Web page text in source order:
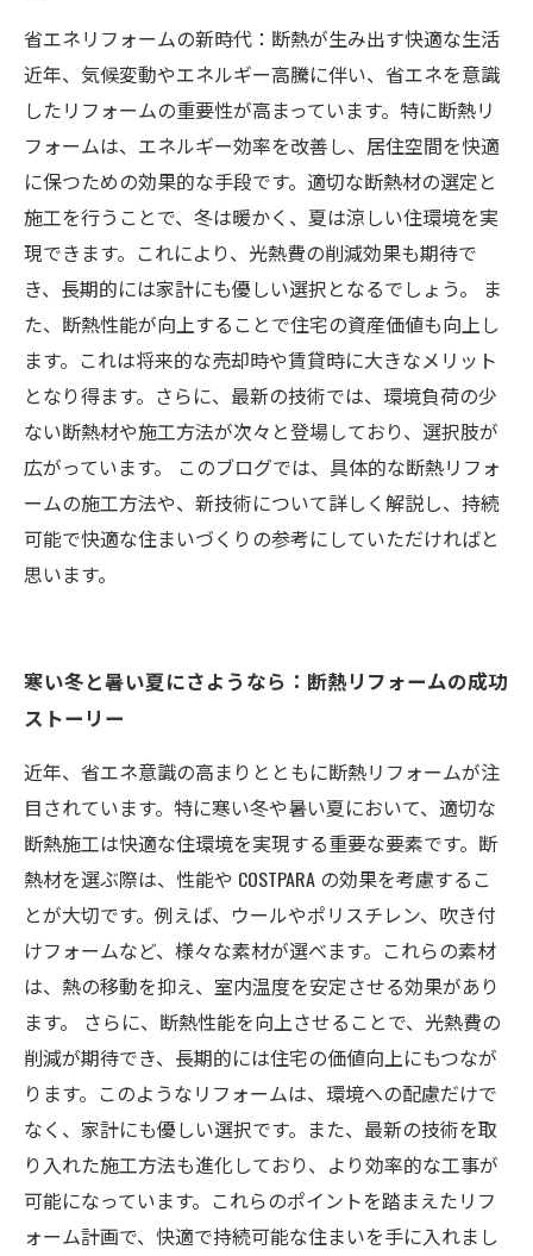
実践者が語る！省エネ断熱リフォームの成功例
あなたの家も劇的に変わる！断熱リフォームの
具体的なステップ
省エネリフォームの新時代：断熱が生み出す快適な生活
近年、気候変動やエネルギー高騰に伴い、省エネを意識
したリフォームの重要性が高まっています。特に断熱リ
フォームは、エネルギー効率を改善し、居住空間を快適
に保つための効果的な手段です。適切な断熱材の選定と
施工を行うことで、冬は暖かく、夏は涼しい住環境を実
現できます。これにより、光熱費の削減効果も期待で
き、長期的には家計にも優しい選択となるでしょう。 ま
た、断熱性能が向上することで住宅の資産価値も向上し
ます。これは将来的な売却時や賃貸時に大きなメリット
となり得ます。さらに、最新の技術では、環境負荷の少
ない断熱材や施工方法が次々と登場しており、選択肢が
広がっています。 このブログでは、具体的な断熱リフォ
ームの施工方法や、新技術について詳しく解説し、持続
可能で快適な住まいづくりの参考にしていただければと
思います。
寒い冬と暑い夏にさようなら：断熱リフォームの成功
ストーリー
近年、省エネ意識の高まりとともに断熱リフォームが注
目されています。特に寒い冬や暑い夏において、適切な
断熱施工は快適な住環境を実現する重要な要素です。断
熱材を選ぶ際は、性能や COSTPARA の効果を考慮するこ
とが大切です。例えば、ウールやポリスチレン、吹き付
けフォームなど、様々な素材が選べます。これらの素材
は、熱の移動を抑え、室内温度を安定させる効果があり
ます。 さらに、断熱性能を向上させることで、光熱費の
削減が期待でき、長期的には住宅の価値向上にもつなが
ります。このようなリフォームは、環境への配慮だけで
なく、家計にも優しい選択です。また、最新の技術を取
り入れた施工方法も進化しており、より効率的な工事が
可能になっています。これらのポイントを踏まえたリフ
ォーム計画で、快適で持続可能な住まいを手に入れまし